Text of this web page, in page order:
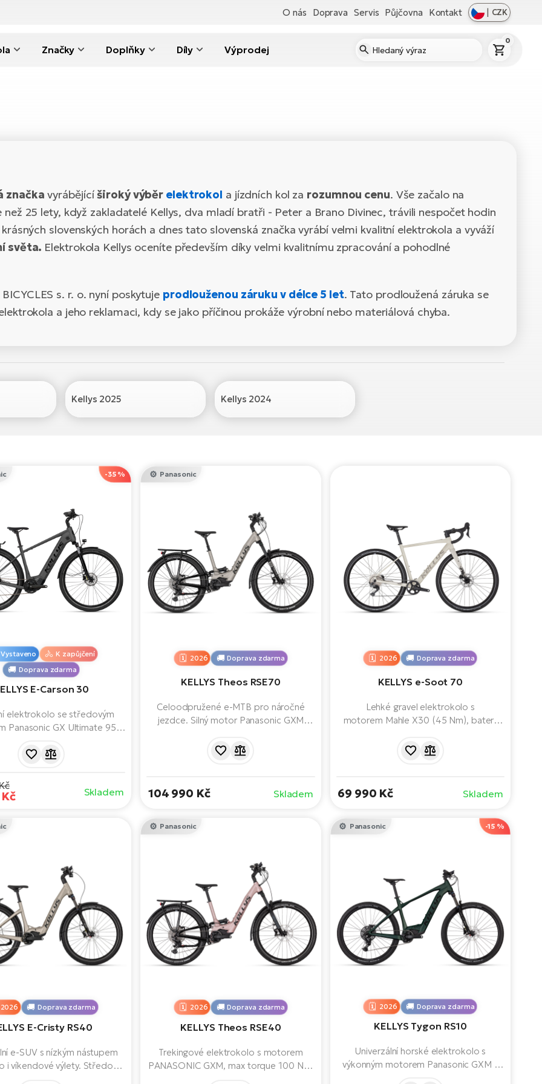
O nás Doprava Servis Půjčovna Kontakt | CZK
Značky Doplňky Díly Výprodej
0
značka vyrábějícíširoký výběr elektrokol a jízdních kol za rozumnou cenu. Vše začalo na
než 25 lety, když zakladatelé Kellys, dva mladí bratři - Peter a Brano Divinec, trávili nespočet hodin
slovenských horách a dnes tato slovenská značka vyrábí velmi kvalitní elektrokola a vyváží
světa. Elektrokola Kellys oceníte především díky velmi kvalitnímu zpracování a pohodlné
s. r. o. nyní poskytuje prodlouženou záruku v délce 5 let. Tato prodloužená záruka se
a jeho reklamaci, kdy se jako příčinou prokáže výrobní nebo materiálová chyba.
Kellys 2025 Kellys 2024
-35 %
Vystaveno
Doprava zdarma
K zapůjčení
E-Carson 30
elektrokolo se středovým
Panasonic GX Ultimate 95
LCD displejem. Postaveno
Připraveno na dlouhé a
pohodové cesty.
Skladem
Panasonic
Doprava zdarma
2026
KELLYS Theos RSE70
Celoodpružené e-MTB pro náročné
jezdce. Silný motor Panasonic GXM
plně odpružený rám s mullet koly zajišťují
výkon, komfort a jistotu v náročném
výlety i vícedenní dobrodružství.
104 990 Kč Skladem
Doprava zdarma
2026
KELLYS e-Soot 70
Lehké gravel elektrokolo s
motorem Mahle X30 (45 Nm), baterií
Elegantní hliníkový rám s karbonovou
vidlicí, hydraulické brzdy Shimano GRX a
pohodlnou a všestrannou jízdu po silnici i
nespevněném terénu.
69 990 Kč Skladem
Doprava zdarma
2026
E-Cristy RS40
e-SUV s nízkým nástupem
i víkendové výlety. Středový
Panasonic
Doprava zdarma
2026
KELLYS Theos RSE40
Trekingové elektrokolo s motorem
PANASONIC GXM, max torque 100 Nm,
-15 %
Panasonic
Doprava zdarma
2026
KELLYS Tygon RS10
Univerzální horské elektrokolo s
výkonným motorem Panasonic GXM s